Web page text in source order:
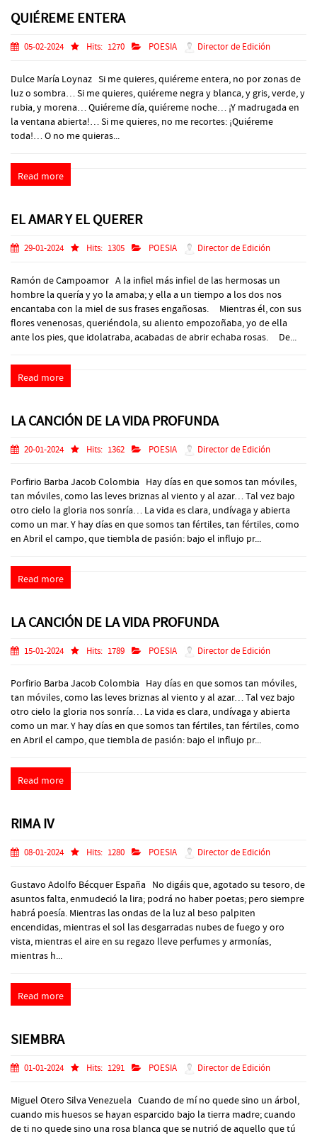
QUIÉREME ENTERA
05-02-2024 Hits: 1270 POESIA Director de Edición
Dulce María Loynaz Si me quieres, quiéreme entera, no por zonas de
luz o sombra… Si me quieres, quiéreme negra y blanca, y gris, verde, y
rubia, y morena… Quiéreme día, quiéreme noche… ¡Y madrugada en
la ventana abierta!… Si me quieres, no me recortes: ¡Quiéreme
toda!… O no me quieras...
Read more
EL AMAR Y EL QUERER
29-01-2024 Hits: 1305 POESIA Director de Edición
Ramón de Campoamor A la infiel más infiel de las hermosas un
hombre la quería y yo la amaba; y ella a un tiempo a los dos nos
encantaba con la miel de sus frases engañosas. Mientras él, con sus
flores venenosas, queriéndola, su aliento empozoñaba, yo de ella
ante los pies, que idolatraba, acabadas de abrir echaba rosas. De...
Read more
LA CANCIÓN DE LA VIDA PROFUNDA
20-01-2024 Hits: 1362 POESIA Director de Edición
Porfirio Barba Jacob Colombia Hay días en que somos tan móviles,
tan móviles, como las leves briznas al viento y al azar… Tal vez bajo
otro cielo la gloria nos sonría… La vida es clara, undívaga y abierta
como un mar. Y hay días en que somos tan fértiles, tan fértiles, como
en Abril el campo, que tiembla de pasión: bajo el influjo pr...
Read more
LA CANCIÓN DE LA VIDA PROFUNDA
15-01-2024 Hits: 1789 POESIA Director de Edición
Porfirio Barba Jacob Colombia Hay días en que somos tan móviles,
tan móviles, como las leves briznas al viento y al azar… Tal vez bajo
otro cielo la gloria nos sonría… La vida es clara, undívaga y abierta
como un mar. Y hay días en que somos tan fértiles, tan fértiles, como
en Abril el campo, que tiembla de pasión: bajo el influjo pr...
Read more
RIMA IV
08-01-2024 Hits: 1280 POESIA Director de Edición
Gustavo Adolfo Bécquer España No digáis que, agotado su tesoro, de
asuntos falta, enmudeció la lira; podrá no haber poetas; pero siempre
habrá poesía. Mientras las ondas de la luz al beso palpiten
encendidas, mientras el sol las desgarradas nubes de fuego y oro
vista, mientras el aire en su regazo lleve perfumes y armonías,
mientras h...
Read more
SIEMBRA
01-01-2024 Hits: 1291 POESIA Director de Edición
Miguel Otero Silva Venezuela Cuando de mí no quede sino un árbol,
cuando mis huesos se hayan esparcido bajo la tierra madre; cuando
de ti no quede sino una rosa blanca que se nutrió de aquello que tú